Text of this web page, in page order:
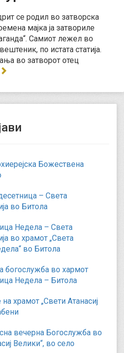
се родил во затворска
мајка ја затвориле
Самиот лежел во
по истата статија.
во затворот отец
Божествена
– Света
во Битола
Недела – Света
во храмот „Света
во Битола
богослужба во хармот
Недела – Битола
храмот „Свети Атанасиј
вечерна Богослужба во
Велики“, во село